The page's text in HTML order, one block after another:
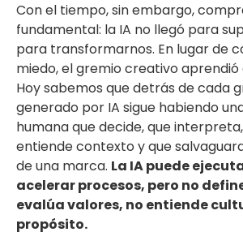
Con el tiempo, sin embargo,
fundamental: la IA no llegó para
para transformarnos. En lugar de
miedo, el gremio creativo
Hoy sabemos que detrás de cada
generado por IA sigue habiendo
humana que decide, que
entiende contexto y que
de una marca. La IA puede
acelerar procesos, pero no
evalúa valores, no entiende
propósito.